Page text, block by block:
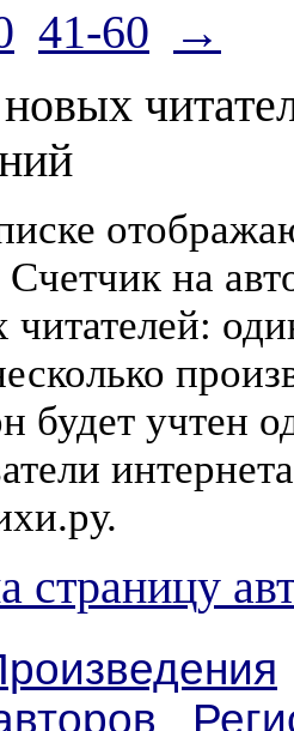
41-60
→
новых
на
будет учтен
страницу